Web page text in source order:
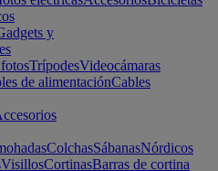
y
TrípodesVideocámaras
de alimentaciónCables
ColchasSábanasNórdicos
VisillosCortinasBarras de cortina